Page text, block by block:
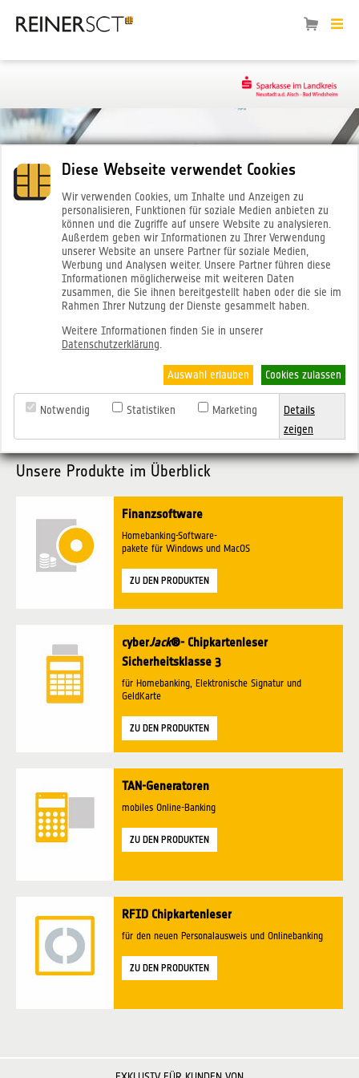
Diese Webseite verwendet Cookies
Wir verwenden Cookies, um Inhalte und Anzeigen zu
personalisieren, Funktionen für soziale Medien anbieten zu
können und die Zugriffe auf unsere Website zu analysieren.
Außerdem geben wir Informationen zu Ihrer Verwendung
unserer Website an unsere Partner für soziale Medien,
Werbung und Analysen weiter. Unsere Partner führen diese
Informationen möglicherweise mit weiteren Daten
zusammen, die Sie ihnen bereitgestellt haben oder die sie im
Rahmen Ihrer Nutzung der Dienste gesammelt haben.
Weitere Informationen finden Sie in unserer
Datenschutzerklärung
Auswahl erlauben Cookies zulassen
Notwendig Statistiken Marketing
Details
zeigen
Unsere Produkte im Überblick
Finanzsoftware
Homebanking-Software-
pakete für Windows und MacOS
ZU DEN PRODUKTEN
cyberJack®- Chipkartenleser
Sicherheitsklasse 3
für Homebanking, Elektronische Signatur und
GeldKarte
ZU DEN PRODUKTEN
TAN-Generatoren
mobiles Online-Banking
ZU DEN PRODUKTEN
RFID Chipkartenleser
für den neuen Personalausweis und Onlinebanking
ZU DEN PRODUKTEN